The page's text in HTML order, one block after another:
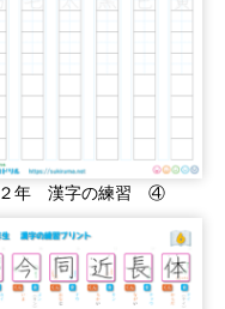
２年 漢字の練習 ④